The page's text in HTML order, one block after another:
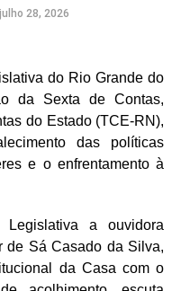
jurídico da FIERN.
para a construção de
de negócios, a
e a atração de novos
a agenda de
e regulatória com o
da indústria.
julho 28, 2026
do Rio Grande do
da Sexta de Contas,
do Estado (TCE-RN),
das políticas
e o enfrentamento à
Legislativa a ouvidora
de Sá Casado da Silva,
da Casa com o